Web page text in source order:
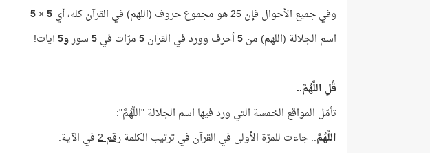
وفي جميع الأحوال فإن 25 هو مجموع حروف (اللهم) في القرآن كله، أي
5
×
5
اسم الجلالة (اللهم) من5أحرف وورد في القرآن5مرّات في5سورو5 آيات!
قُلِ اللَّهُمَّ..
تأمّل المواقع الخمسة التي ورد فيها اسم الجلالة "اللَّهُمَّ":
اللَّهُمَّ.. جاءت للمرّة الأولى في القرآن في ترتيب الكلمةرقم 2 في الآية.